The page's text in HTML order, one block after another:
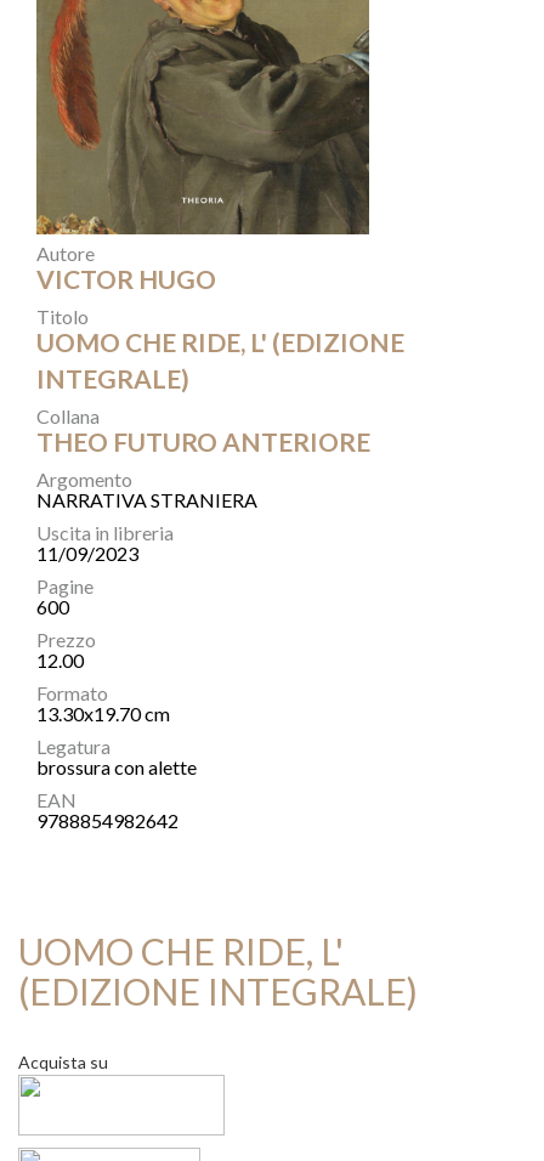
Autore
VICTOR HUGO
Titolo
UOMO CHE RIDE, L' (EDIZIONE
INTEGRALE)
Collana
THEO FUTURO ANTERIORE
Argomento
NARRATIVA STRANIERA
Uscita in libreria
11/09/2023
Pagine
600
Prezzo
12.00
Formato
13.30x19.70 cm
Legatura
brossura con alette
EAN
9788854982642
UOMO CHE RIDE, L'
(EDIZIONE INTEGRALE)
Acquista su